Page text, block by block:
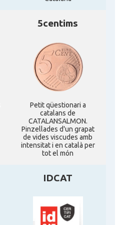
5centims
Petit qüestionari a
catalans de
CATALANSALMON.
Pinzellades d'un grapat
de vides viscudes amb
intensitat i en català per
tot el món
IDCAT